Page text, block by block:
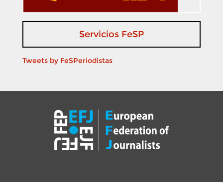
Servicios FeSP
Tweets by FeSPeriodistas